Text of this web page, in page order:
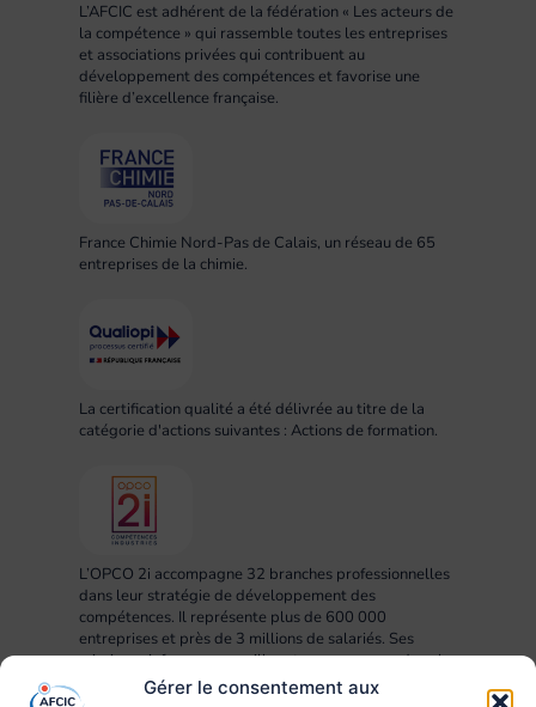
Gérer le consentement aux
L’AFCIC est adhérent de la fédération « Les acteurs de
la compétence » qui rassemble toutes les entreprises
et associations privées qui contribuent au
développement des compétences et favorise une
filière d’excellence française.
France Chimie Nord-Pas de Calais, un réseau de 65
entreprises de la chimie.
La certification qualité a été délivrée au titre de la
catégorie d'actions suivantes : Actions de formation.
L’OPCO 2i accompagne 32 branches professionnelles
dans leur stratégie de développement des
compétences. Il représente plus de 600 000
entreprises et près de 3 millions de salariés. Ses
missions : informer, conseiller et accompagner dans la
mise en œuvre des projets RH, compétences,